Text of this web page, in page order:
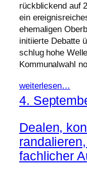
rückblickend auf
ein
ehemaligen
initiierte Debatte
schlug hohe
Kommunalwahl
weiterlesen…
4.
Dealen,
fachlicher